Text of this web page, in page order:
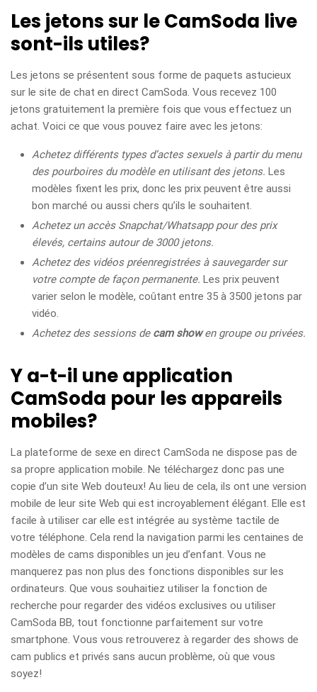
Les jetons sur le CamSoda live
sont-ils utiles?
Les jetons se présentent sous forme de paquets astucieux
sur le site de chat en direct CamSoda. Vous recevez 100
jetons gratuitement la première fois que vous effectuez un
achat. Voici ce que vous pouvez faire avec les jetons:
Achetez différents types d’actes sexuels à partir du menu
des pourboires du modèle en utilisant des jetons. Les
modèles fixent les prix, donc les prix peuvent être aussi
bon marché ou aussi chers qu’ils le souhaitent.
Achetez un accès Snapchat/Whatsapp pour des prix
élevés, certains autour de 3000 jetons.
Achetez des vidéos préenregistrées à sauvegarder sur
votre compte de façon permanente. Les prix peuvent
varier selon le modèle, coûtant entre 35 à 3500 jetons par
vidéo.
Achetez des sessions de cam showen groupe ou privées.
Y a-t-il une application
CamSoda pour les appareils
mobiles?
La plateforme de sexe en direct CamSoda ne dispose pas de
sa propre application mobile. Ne téléchargez donc pas une
copie d’un site Web douteux! Au lieu de cela, ils ont une version
mobile de leur site Web qui est incroyablement élégant. Elle est
facile à utiliser car elle est intégrée au système tactile de
votre téléphone. Cela rend la navigation parmi les centaines de
modèles de cams disponibles un jeu d’enfant. Vous ne
manquerez pas non plus des fonctions disponibles sur les
ordinateurs. Que vous souhaitiez utiliser la fonction de
recherche pour regarder des vidéos exclusives ou utiliser
CamSoda BB, tout fonctionne parfaitement sur votre
smartphone. Vous vous retrouverez à regarder des shows de
cam publics et privés sans aucun problème, où que vous
soyez!